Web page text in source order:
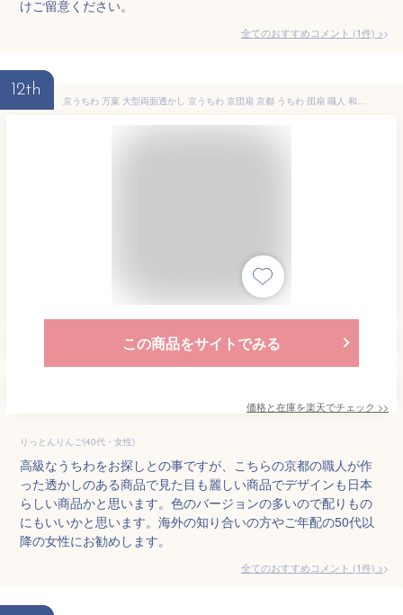
けご留意ください。
全てのおすすめコメント (1件) >
12th
京うちわ 万葉 大型両面透かし 京うちわ 京団扇 京都 うちわ 団扇 職人 和紙 和風 和柄 和モダン 箱入り おしゃれ インテリア 贈り物 お土産 海外 プレゼント 日本製 国産 ナチュラル シンプル 北欧 レトロ 西海岸 ミッドセンチュリー megl
この商品をサイトでみる
価格と在庫を楽天でチェック >>
りっとんりんご(40代・女性)
高級なうちわをお探しとの事ですが、こちらの京都の職人が作
った透かしのある商品で見た目も麗しい商品でデザインも日本
らしい商品かと思います。色のバージョンの多いので配りもの
にもいいかと思います。海外の知り合いの方やご年配の50代以
降の女性にお勧めします。
全てのおすすめコメント (1件) >